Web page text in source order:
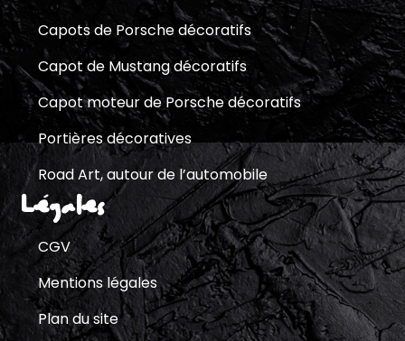
Capots de Porsche décoratifs
Capot de Mustang décoratifs
Capot moteur de Porsche décoratifs
Portières décoratives
Road Art, autour de l’automobile
Légales
CGV
Mentions légales
Plan du site